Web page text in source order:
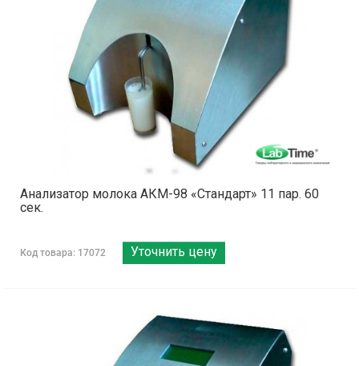
Анализатор молока АКМ-98 «Стандарт» 11 пар. 60
сек.
Код товара: 17072 Уточнить цену